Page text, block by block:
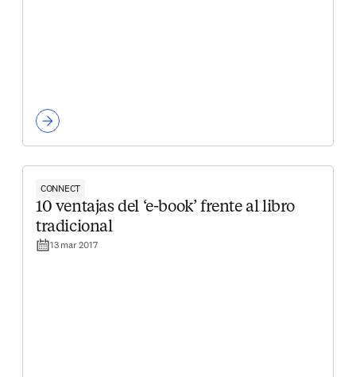
CONNECT
10 ventajas del ‘e-book’ frente al libro
tradicional
13 mar 2017